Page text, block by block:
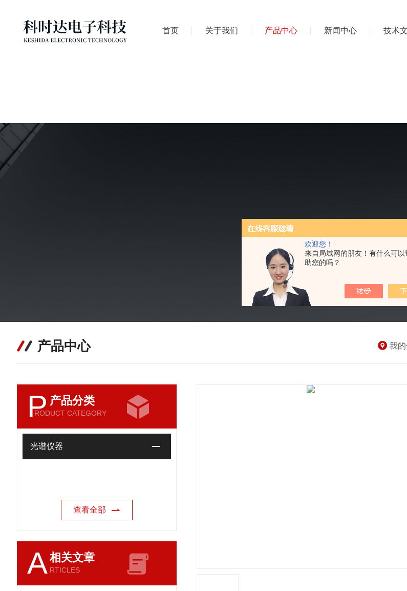
欢迎您！
来自局域网的朋友！有什么可以
助您的吗？
首页 关于我们 产品中心 新闻中心 技术
产品中心 我的
P 产品分类
RODUCT CATEGORY
光谱仪器
查看全部
A相关文章
RTICLES